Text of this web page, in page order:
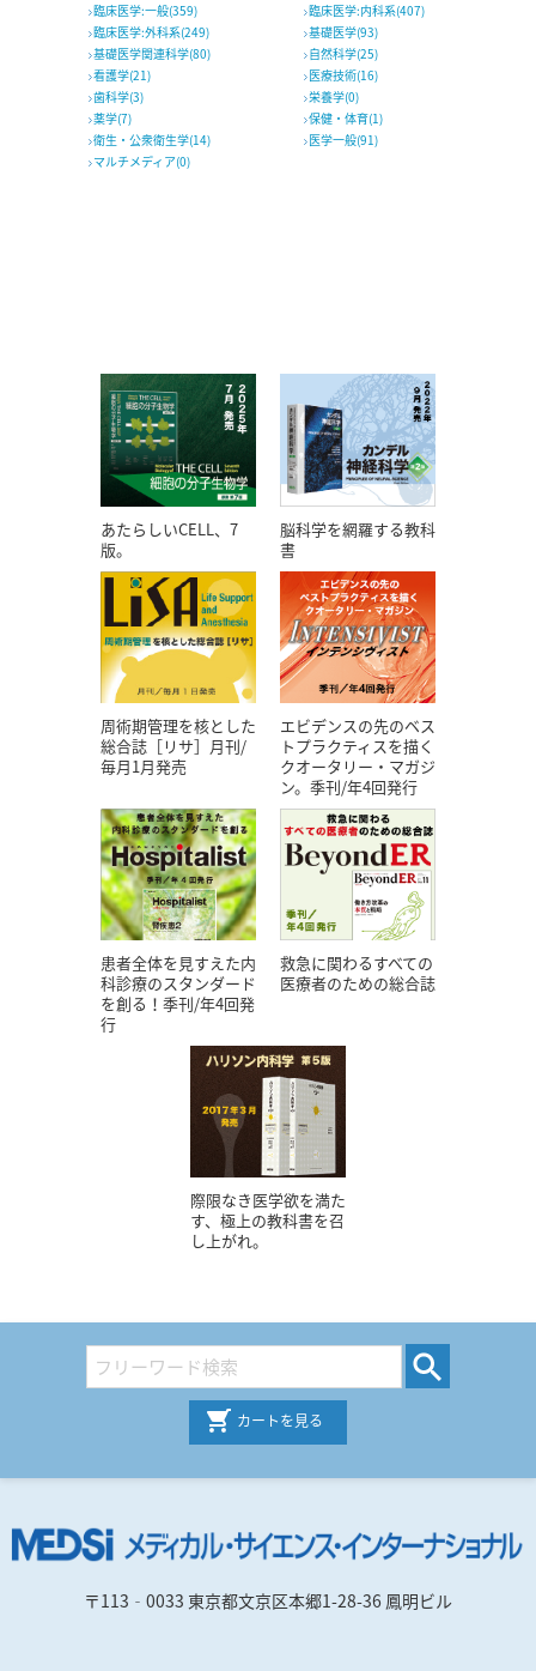
臨床医学:一般(359)
臨床医学:内科系(407)
臨床医学:外科系(249)
基礎医学(93)
基礎医学関連科学(80)
自然科学(25)
看護学(21)
医療技術(16)
歯科学(3)
栄養学(0)
薬学(7)
保健・体育(1)
衛生・公衆衛生学(14)
医学一般(91)
マルチメディア(0)
あたらしいCELL、7
版。
脳科学を網羅する教科
書
周術期管理を核とした
総合誌［リサ］月刊/
毎月1月発売
エビデンスの先のベス
トプラクティスを描く
クオータリー・マガジ
ン。季刊/年4回発行
患者全体を見すえた内
科診療のスタンダード
を創る！季刊/年4回発
行
救急に関わるすべての
医療者のための総合誌
際限なき医学欲を満た
す、極上の教科書を召
し上がれ。
カートを見る
〒113‐0033 東京都文京区本郷1-28-36 鳳明ビル